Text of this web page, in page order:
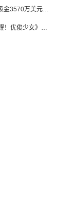
《皮克敏 Bloom》2026上半年吸金3570万美元，中国台湾成最大市场
出海首年营收超1亿美元，《闪耀！优俊少女》美国市场占比达七成